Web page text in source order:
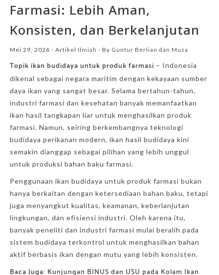
Farmasi: Lebih Aman,
Konsisten, dan Berkelanjutan
Mei 29, 2026 - Artikel Ilmiah - By Guntur Berlian dan Muza
Topik ikan budidaya untuk produk farmasi – Indonesia
dikenal sebagai negara maritim dengan kekayaan sumber
daya ikan yang sangat besar. Selama bertahun-tahun,
industri farmasi dan kesehatan banyak memanfaatkan
ikan hasil tangkapan liar untuk menghasilkan produk
farmasi. Namun, seiring berkembangnya teknologi
budidaya perikanan modern, ikan hasil budidaya kini
semakin dianggap sebagai pilihan yang lebih unggul
untuk produksi bahan baku farmasi.
Penggunaan ikan budidaya untuk produk farmasi bukan
hanya berkaitan dengan ketersediaan bahan baku, tetapi
juga menyangkut kualitas, keamanan, keberlanjutan
lingkungan, dan efisiensi industri. Oleh karena itu,
banyak peneliti dan industri farmasi mulai beralih pada
sistem budidaya terkontrol untuk menghasilkan bahan
aktif berbasis ikan dengan mutu yang lebih konsisten.
Baca Juga: Kunjungan BINUS dan USU pada Kolam Ikan